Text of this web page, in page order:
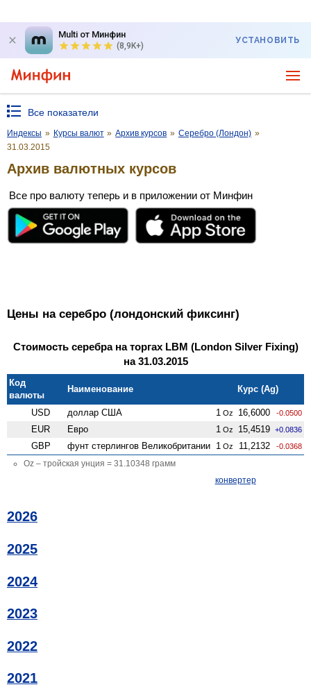
Multi от Минфин
(8,9K+)
УСТАНОВИТЬ
Все показатели
Индексы » Курсы валют » Архив курсов » Серебро (Лондон) »
31.03.2015
Архив валютных курсов
Все про валюту теперь и в приложении от Минфин
Цены на серебро (лондонский фиксинг)
Стоимость серебра на торгах LBM (London Silver Fixing)
на 31.03.2015
Код
валюты
Наименование Курс (Ag)
USD доллар США 1 Oz 16,6000 -0.0500
EUR Евро 1 Oz 15,4519 +0.0836
GBP фунт стерлингов Велико­британии 1 Oz 11,2132 -0.0368
Oz – тройская унция = 31.10348 грамм
конвертер
2026
2025
2024
2023
2022
2021